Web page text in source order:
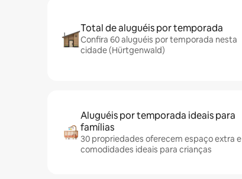
Total de aluguéis por temporada
Confira 60 aluguéis por temporada nesta
cidade (Hürtgenwald)
Aluguéis por temporada ideais para
famílias
30 propriedades oferecem espaço extra e
comodidades ideais para crianças